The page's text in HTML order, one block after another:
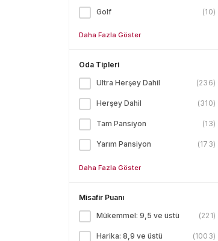
Golf (10)
Daha Fazla Göster
Oda Tipleri
Ultra Herşey Dahil
(236)
Herşey Dahil (310)
Tam Pansiyon (13)
Yarım Pansiyon (173)
Daha Fazla Göster
Misafir Puanı
Mükemmel: 9,5 ve üstü
(221)
Harika: 8,9 ve üstü (1003)